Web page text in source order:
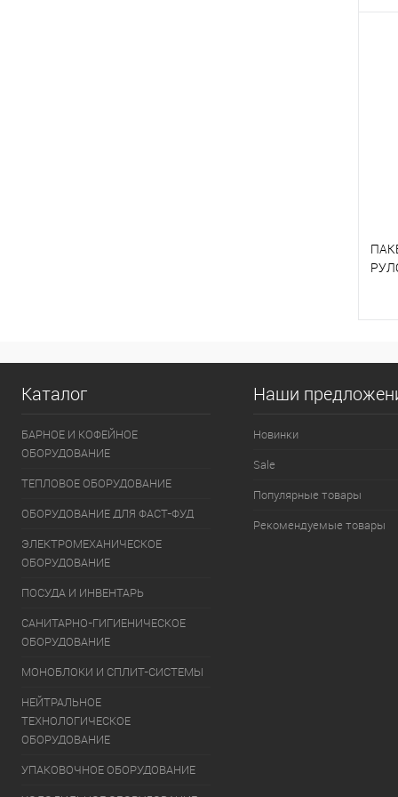
Каталог
БАРНОЕ И КОФЕЙНОЕ
ОБОРУДОВАНИЕ
ТЕПЛОВОЕ ОБОРУДОВАНИЕ
ОБОРУДОВАНИЕ ДЛЯ ФАСТ-ФУД
ЭЛЕКТРОМЕХАНИЧЕСКОЕ
ОБОРУДОВАНИЕ
ПОСУДА И ИНВЕНТАРЬ
САНИТАРНО-ГИГИЕНИЧЕСКОЕ
ОБОРУДОВАНИЕ
МОНОБЛОКИ И СПЛИТ-СИСТЕМЫ
НЕЙТРАЛЬНОЕ
ТЕХНОЛОГИЧЕСКОЕ
ОБОРУДОВАНИЕ
УПАКОВОЧНОЕ ОБОРУДОВАНИЕ
Наши
Новинки
Sale
Популярные товары
Рекомендуемые товары